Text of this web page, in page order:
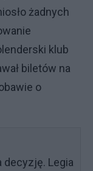
żadnych
klub
biletów na
o
decyzję. Legia